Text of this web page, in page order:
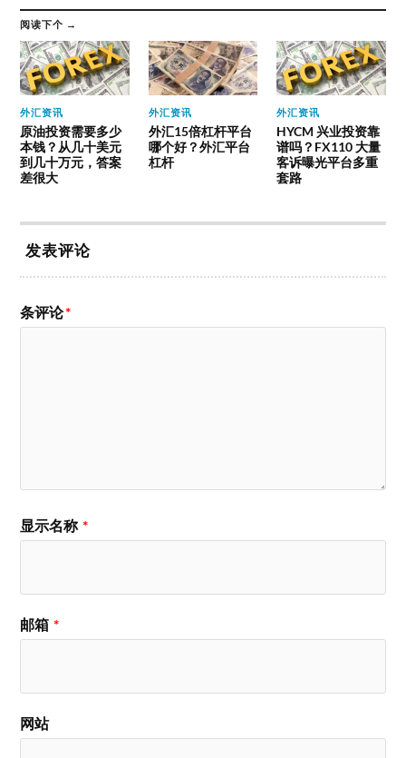
阅读下个 →
外汇资讯
原油投资需要多少
本钱？从几十美元
到几十万元，答案
差很大
外汇资讯
外汇15倍杠杆平台
哪个好？外汇平台
杠杆
外汇资讯
HYCM 兴业投资靠
谱吗？FX110 大量
客诉曝光平台多重
套路
发表评论
条评论*
显示名称 *
邮箱 *
网站